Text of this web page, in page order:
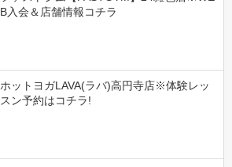
B入会＆店舗情報コチラ
ホットヨガLAVA(ラバ)高円寺店※体験レッ
スン予約はコチラ!